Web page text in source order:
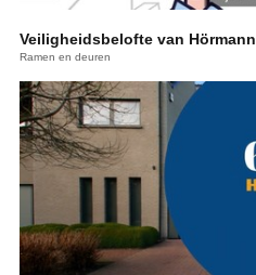
Veiligheidsbelofte van Hörmann
Ramen en deuren